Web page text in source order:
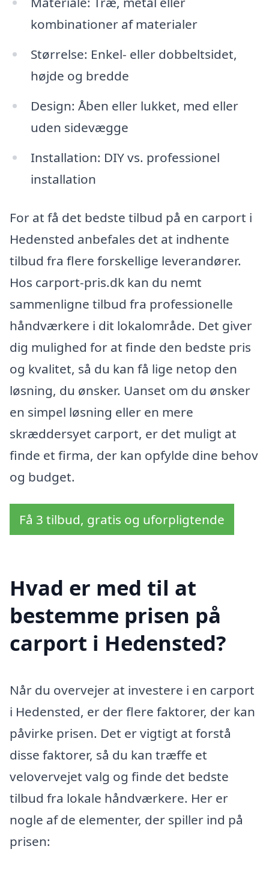
kombinationer af materialer
Størrelse: Enkel- eller dobbeltsidet,
højde og bredde
Design: Åben eller lukket, med eller
uden sidevægge
Installation: DIY vs. professionel
installation
For at få det bedste tilbud på en carport i
Hedensted anbefales det at indhente
tilbud fra flere forskellige leverandører.
Hos carport-pris.dk kan du nemt
sammenligne tilbud fra professionelle
håndværkere i dit lokalområde. Det giver
dig mulighed for at finde den bedste pris
og kvalitet, så du kan få lige netop den
løsning, du ønsker. Uanset om du ønsker
en simpel løsning eller en mere
skræddersyet carport, er det muligt at
finde et firma, der kan opfylde dine behov
og budget.
Få 3 tilbud, gratis og uforpligtende
Hvad er med til at
bestemme prisen på
carport i Hedensted?
Når du overvejer at investere i en carport
i Hedensted, er der flere faktorer, der kan
påvirke prisen. Det er vigtigt at forstå
disse faktorer, så du kan træffe et
velovervejet valg og finde det bedste
tilbud fra lokale håndværkere. Her er
nogle af de elementer, der spiller ind på
prisen: